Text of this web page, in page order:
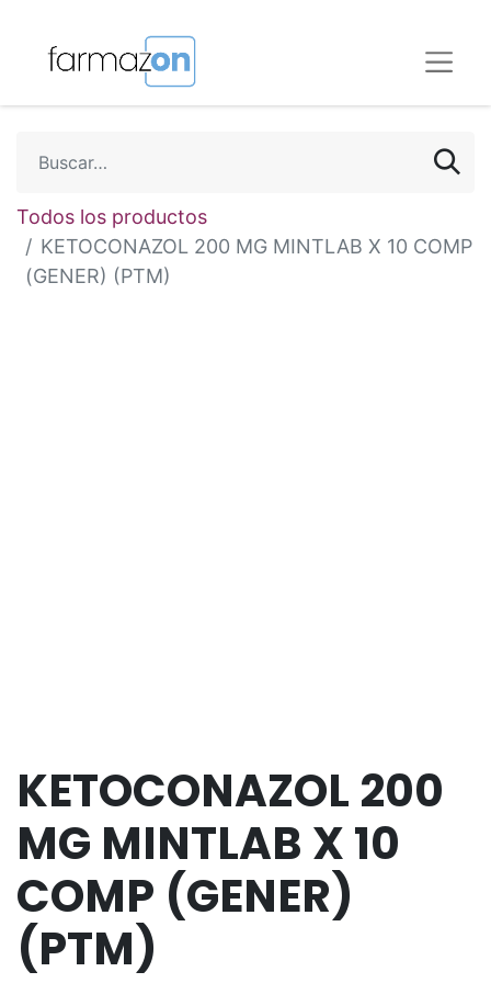
Todos los productos
KETOCONAZOL 200 MG MINTLAB X 10 COMP
(GENER) (PTM)
KETOCONAZOL 200
MG MINTLAB X 10
COMP (GENER)
(PTM)